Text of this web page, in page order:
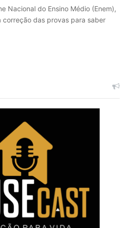
Nacional do Ensino Médio (Enem),
das provas para saber